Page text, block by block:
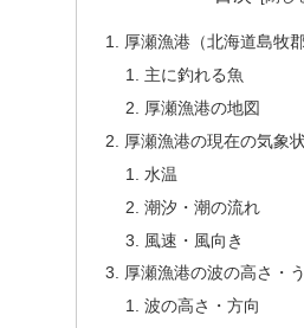
厚瀬漁港（北海道島牧
主に釣れる魚
厚瀬漁港の地図
厚瀬漁港の現在の気象
水温
潮汐・潮の流れ
風速・風向き
厚瀬漁港の波の高さ・
波の高さ・方向